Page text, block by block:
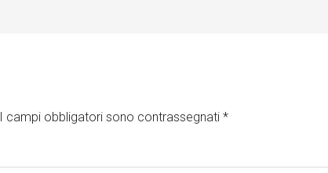
I campi obbligatori sono contrassegnati *